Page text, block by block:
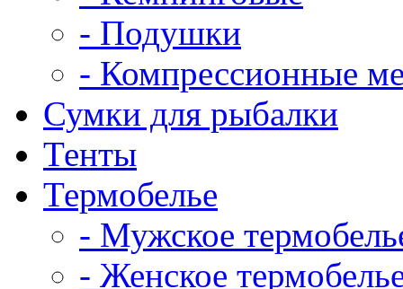
- Подушки
- Компрессионные
Сумки для рыбалки
Тенты
Термобелье
- Мужское
- Женское